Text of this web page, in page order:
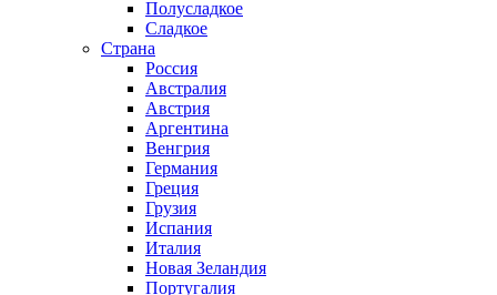
Полусладкое
Сладкое
Страна
Россия
Австралия
Австрия
Аргентина
Венгрия
Германия
Греция
Грузия
Испания
Италия
Новая Зеландия
Португалия